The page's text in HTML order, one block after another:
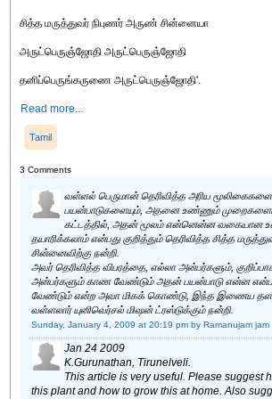
சித்த மருத்துவர் நிபுணர் அருண் சின்னையா
அருட்பெருஞ்ஜோதி அருட்பெருஞ்ஜோதி
தனிப்பெருங்கருணை அருட்பெருஞ்ஜோதி'.
Read more...
Tamil
3 Comments
வள்ளல் பெருமான் தெரிவித்த அரிய
பயன்பாடுகளையும், அதனை உண்ணும்
கட்டத்தில், அதன் மூலம் என்னென்ன வகையான
தயாரிக்கலாம் என்பது குறித்தும் தெரிவித்த சித்த
சின்னைவிற்கு நன்றி.
அவர் தெரிவித்த விபரத்தை, எல்லா அன்பர்களும்,
அன்பர்களும் காண வேண்டும் அதன் பயன்பாடு என்ன
வேண்டும் என்ற அவா மிகக் கொண்டு, இந்த இணைய
வள்ளலார் யுனிவெர்சல் மிஷன் ட்ரஸ்டுக்கும் நன்றி.
Sunday, January 4, 2009 at 20:19 pm by Ramanujam jam
Jan 24 2009
K.Gurunathan, Tirunelveli.
This article is very useful. Please suggest
this plant and how to grow this at home. Also